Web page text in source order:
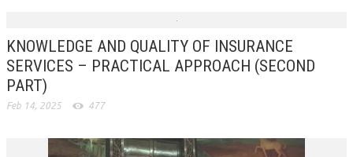
KNOWLEDGE AND QUALITY OF INSURANCE
SERVICES – PRACTICAL APPROACH (SECOND
PART)
Feb 14, 2025 477